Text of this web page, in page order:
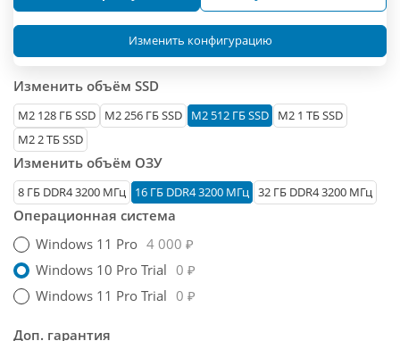
Изменить конфигурацию
Изменить объём SSD
М2 128 ГБ SSD M2 256 ГБ SSD M2 512 ГБ SSD
M2 1 ТБ SSD
M2 2 ТБ SSD
Изменить объём ОЗУ
8 ГБ DDR4 3200 МГц 16 ГБ DDR4 3200 МГц 32 ГБ DDR4 3200 МГц
Операционная система
Windows 11 Pro 4 000 ₽
Windows 10 Pro Trial 0 ₽
Windows 11 Pro Trial 0 ₽
Доп. гарантия